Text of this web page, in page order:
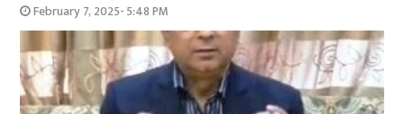
February 7, 2025- 5:48 PM